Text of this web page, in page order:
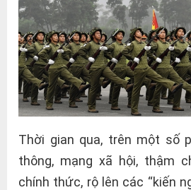
Thời gian qua, trên một số
thông, mạng xã hội, thậm
chính thức, rộ lên các “kiến